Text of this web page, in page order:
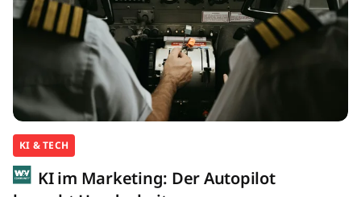
KI & TECH
KI im Marketing: Der Autopilot